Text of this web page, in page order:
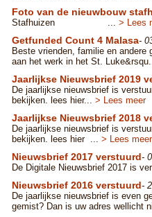
Foto van de nieuwbouw
Stafhuizen ... > Lees
Getfunded Count 4 Malasa-
Beste vrienden, familie en andere
aan het werk in het St.
Jaarlijkse Nieuwsbrief 2019
De jaarlijkse nieuwsbrief is
bekijken. lees hier... > Lees meer
Jaarlijkse Nieuwsbrief 2018
De jaarlijkse nieuwsbrief is
bekijken. lees hier ... > Lees meer
Nieuwsbrief 2017 verstuurd-
De Digitale Nieuwsbrief 2017 is
Nieuwsbrief 2016 verstuurd-
De jaarlijkse nieuwsbrief is even
gemist? Dan is uw adres wellicht